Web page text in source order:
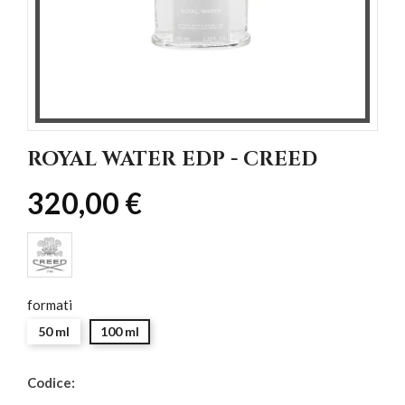
ROYAL WATER EDP - CREED
320,00 €
formati
50 ml 100 ml
Codice: